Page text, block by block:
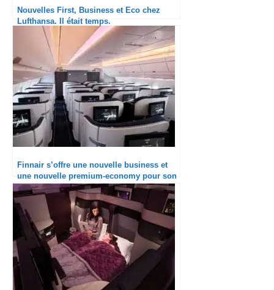
Nouvelles First, Business et Eco chez
Lufthansa. Il était temps.
Finnair s’offre une nouvelle business et
une nouvelle premium-economy pour son
long courrier